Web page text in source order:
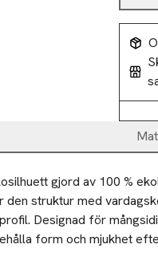
gjord av 100 %
den struktur med
Designad för
form och mjukhet